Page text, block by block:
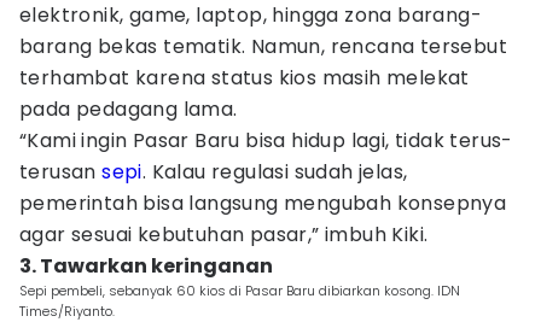
elektronik, game, laptop, hingga zona barang-
barang bekas tematik. Namun, rencana tersebut
terhambat karena status kios masih melekat
pada pedagang lama.
“Kami ingin Pasar Baru bisa hidup lagi, tidak terus-
terusansepi. Kalau regulasi sudah jelas,
pemerintah bisa langsung mengubah konsepnya
agar sesuai kebutuhan pasar,” imbuh Kiki.
3. Tawarkan keringanan
Sepi pembeli, sebanyak 60 kios di Pasar Baru dibiarkan kosong. IDN
Times/Riyanto.